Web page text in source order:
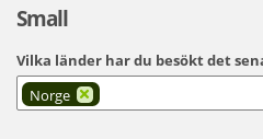
Small
Vilka länder har du besökt det
Norge